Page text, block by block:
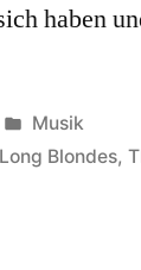
haben
Veröffentlicht
in
Musik
Blondes,